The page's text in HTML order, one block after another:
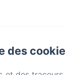
des